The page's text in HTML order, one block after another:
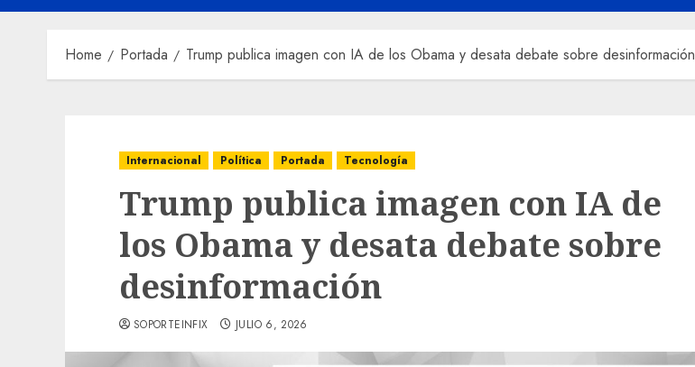
Home Portada Trump publica imagen con IA de los Obama y desata debate sobre desinformación
Internacional Política Portada Tecnología
Trump publica imagen con IA de
los Obama y desata debate sobre
desinformación
SOPORTEINFIX JULIO 6, 2026